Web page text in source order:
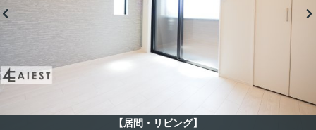
【居間・リビング】